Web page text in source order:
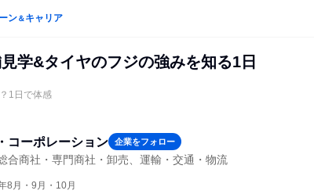
ン＆キャリア
見学&タイヤのフジの強みを知る1日
1日で体感
コーポレーション 企業をフォロー
合商社・専門商社・卸売、運輸・交通・物流
8月・9月・10月